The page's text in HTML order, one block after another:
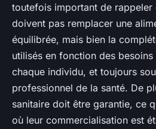
toutefois important de rappeler
doivent pas remplacer une
équilibrée, mais bien la
utilisés en fonction des
chaque individu, et toujours
professionnel de la santé. De
sanitaire doit être garantie, ce
où leur commercialisation est